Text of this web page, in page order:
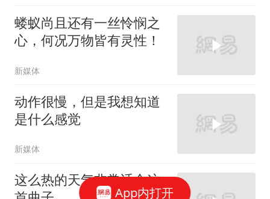
蝼蚁尚且还有一丝怜悯之
心，何况万物皆有灵性！
新媒体
动作很慢，但是我想知道
是什么感觉
新媒体
这么热的天气非常适合这
App内打开